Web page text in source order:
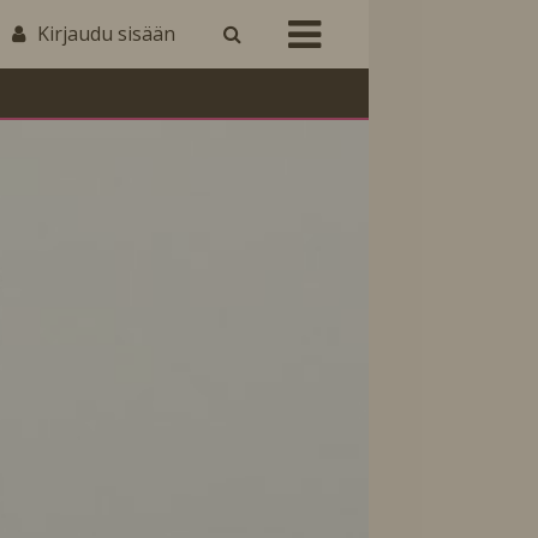
Kirjaudu sisään